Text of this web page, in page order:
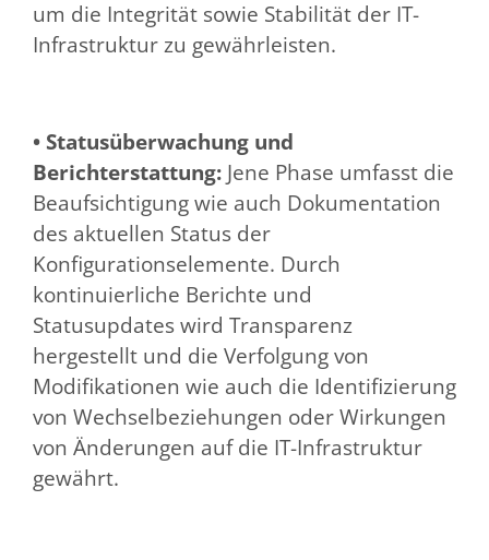
um die Integrität sowie Stabilität der IT-
Infrastruktur zu gewährleisten.
• Statusüberwachung und
Berichterstattung: Jene Phase umfasst die
Beaufsichtigung wie auch Dokumentation
des aktuellen Status der
Konfigurationselemente. Durch
kontinuierliche Berichte und
Statusupdates wird Transparenz
hergestellt und die Verfolgung von
Modifikationen wie auch die Identifizierung
von Wechselbeziehungen oder Wirkungen
von Änderungen auf die IT-Infrastruktur
gewährt.